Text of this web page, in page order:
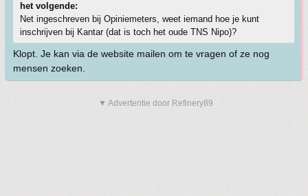
het volgende:
Net ingeschreven bij Opiniemeters, weet iemand hoe je kunt
inschrijven bij Kantar (dat is toch het oude TNS Nipo)?
Klopt. Je kan via de website mailen om te vragen of ze nog
mensen zoeken.
▼ Advertentie door Refinery89